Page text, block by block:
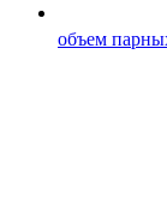
объем